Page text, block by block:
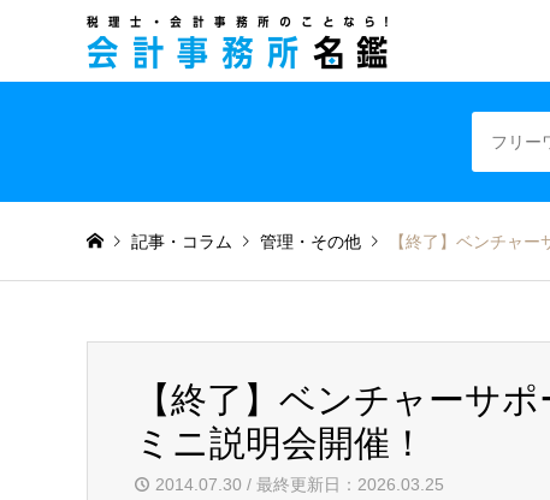
記事・コラム 管理・その他 【終了】ベンチャ
【終了】ベンチャーサ
ミニ説明会開催！
2014.07.30 / 最終更新日：2026.03.25